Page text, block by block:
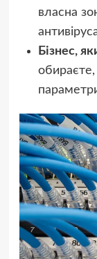
власна
Бізнес,